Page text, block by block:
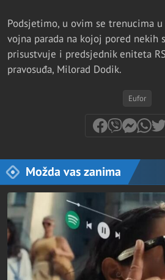
Podsjetimo, u ovim se trenucima
vojna parada na kojoj pored nekih
prisustvuje i predsjednik eniteta
pravosuđa, Milorad Dodik.
Eufor
Možda vas zanima